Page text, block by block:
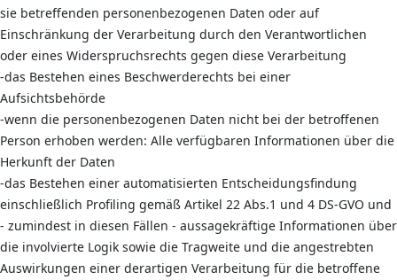
sie betreffenden personenbezogenen Daten oder auf
Einschränkung der Verarbeitung durch den Verantwortlichen
oder eines Widerspruchsrechts gegen diese Verarbeitung
-das Bestehen eines Beschwerderechts bei einer
Aufsichtsbehörde
-wenn die personenbezogenen Daten nicht bei der betroffenen
Person erhoben werden: Alle verfügbaren Informationen über die
Herkunft der Daten
-das Bestehen einer automatisierten Entscheidungsfindung
einschließlich Profiling gemäß Artikel 22 Abs.1 und 4 DS-GVO und
- zumindest in diesen Fällen - aussagekräftige Informationen über
die involvierte Logik sowie die Tragweite und die angestrebten
Auswirkungen einer derartigen Verarbeitung für die betroffene